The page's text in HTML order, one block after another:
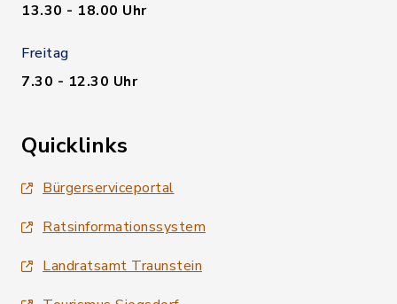
13.30 - 18.00 Uhr
Freitag
7.30 - 12.30 Uhr
Quicklinks
Bürgerserviceportal
Ratsinformationssystem
Landratsamt Traunstein